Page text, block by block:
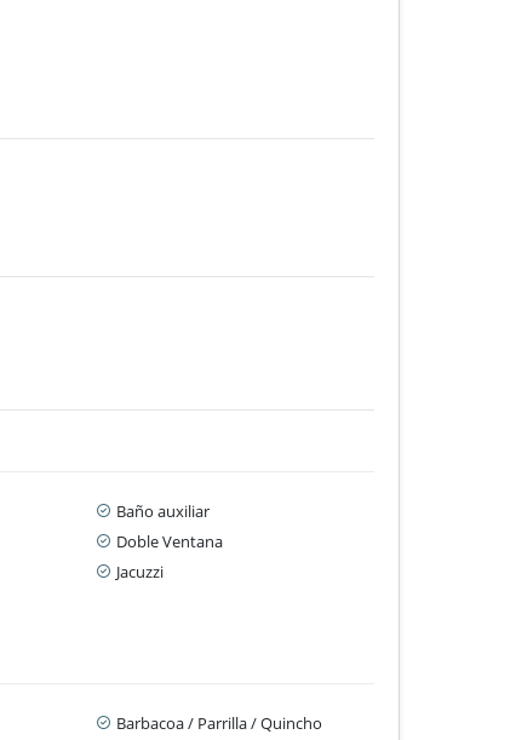
Baño auxiliar
Doble Ventana
Jacuzzi
Barbacoa / Parrilla / Quincho